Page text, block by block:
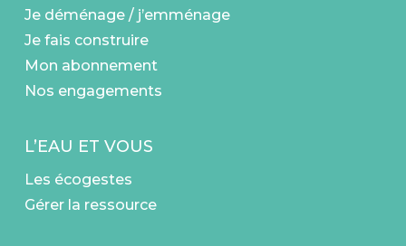
Je déménage / j’emménage
Je fais construire
Mon abonnement
Nos engagements
L’EAU ET VOUS
Les écogestes
Gérer la ressource